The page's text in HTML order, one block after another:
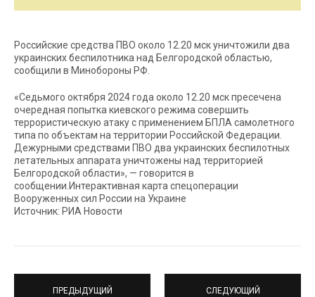
Российские средства ПВО около 12.20 мск уничтожили два
украинских беспилотника над Белгородской областью,
сообщили в Минобороны РФ.
«Седьмого октября 2024 года около 12.20 мск пресечена
очередная попытка киевского режима совершить
террористическую атаку c применением БПЛА самолетного
типа по объектам на территории Российской Федерации.
Дежурными средствами ПВО два украинских беспилотных
летательных аппарата уничтожены над территорией
Белгородской области», — говорится в
сообщении.Интерактивная карта спецоперации
Вооруженных сил России на Украине
Источник: РИА Новости
ПРЕДЫДУЩИЙ СЛЕДУЮЩИЙ